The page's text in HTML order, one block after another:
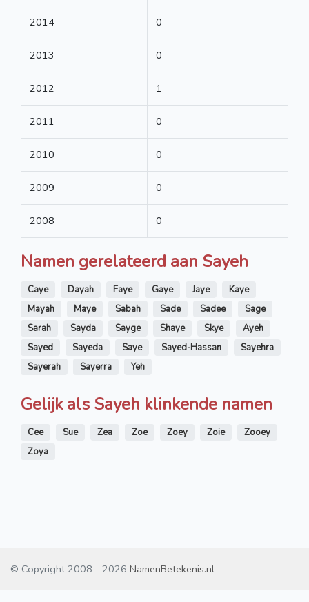
2014 0
2013 0
2012 1
2011 0
2010 0
2009 0
2008 0
Namen gerelateerd aan Sayeh
Caye Dayah Faye Gaye Jaye
Kaye
Mayah
Maye Sabah Sade Sadee
Sage
Sarah
Sayda Sayge Shaye Skye
Ayeh
Sayed
Sayeda Saye Sayed-Hassan
Sayehra
Sayerah
Sayerra Yeh
Gelijk als Sayeh klinkende namen
Cee Sue Zea Zoe Zoey Zoie
Zooey
Zoya
© Copyright 2008 - 2026 NamenBetekenis.nl